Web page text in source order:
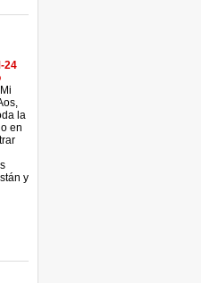
24
Mi
la
en
y